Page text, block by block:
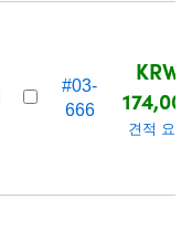
#03-
666
KRW
견적 요청